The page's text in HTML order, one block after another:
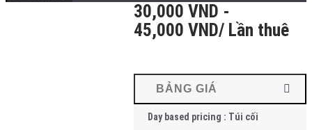
30,000VND -
45,000VND/ Lần thuê
BẢNG GIÁ
Day based pricing : Túi cối